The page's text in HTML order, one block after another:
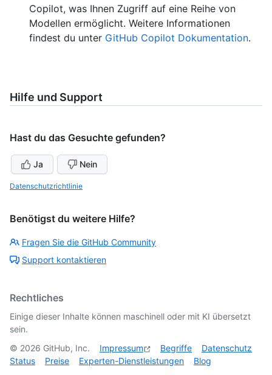
Copilot, was Ihnen Zugriff auf eine Reihe von
Modellen ermöglicht. Weitere Informationen
findest du unter GitHub Copilot Dokumentation.
Hilfe und Support
Hast du das Gesuchte gefunden?
Ja Nein
Datenschutzrichtlinie
Benötigst du weitere Hilfe?
Fragen Sie die GitHub Community
Support kontaktieren
Rechtliches
Einige dieser Inhalte können maschinell oder mit KI übersetzt
sein.
© 2026 GitHub, Inc. Impressum Begriffe
Datenschutz
Status
Preise Experten-Dienstleistungen Blog